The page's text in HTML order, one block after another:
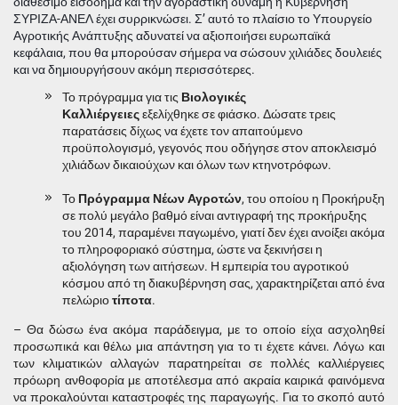
ΣΥΡΙΖΑ-ΑΝΕΛ έχει συρρικνώσει. Σ’ αυτό το πλαίσιο το Υπουργείο
Αγροτικής Ανάπτυξης αδυνατεί να αξιοποιήσει ευρωπαϊκά
κεφάλαια, που θα μπορούσαν σήμερα να σώσουν χιλιάδες δουλειές
και να δημιουργήσουν ακόμη περισσότερες.
Το πρόγραμμα για τις Βιολογικές
Καλλιέργειεςεξελίχθηκε σε φιάσκο. Δώσατε τρεις
παρατάσεις δίχως να έχετε τον απαιτούμενο
προϋπολογισμό, γεγονός που οδήγησε στον αποκλεισμό
χιλιάδων δικαιούχων και όλων των κτηνοτρόφων.
Το Πρόγραμμα Νέων Αγροτών, του οποίου η Προκήρυξη
σε πολύ μεγάλο βαθμό είναι αντιγραφή της προκήρυξης
του 2014, παραμένει παγωμένο, γιατί δεν έχει ανοίξει ακόμα
το πληροφοριακό σύστημα, ώστε να ξεκινήσει η
αξιολόγηση των αιτήσεων. Η εμπειρία του αγροτικού
κόσμου από τη διακυβέρνηση σας, χαρακτηρίζεται από ένα
πελώριοτίποτα.
– Θα δώσω ένα ακόμα παράδειγμα, με το οποίο είχα ασχοληθεί
προσωπικά και θέλω μια απάντηση για το τι έχετε κάνει.Λόγω και
των κλιματικών αλλαγών παρατηρείται σε πολλές καλλιέργειες
πρόωρη ανθοφορία με αποτέλεσμα από ακραία καιρικά φαινόμενα
να προκαλούνται καταστροφές της παραγωγής. Για το σκοπό αυτό